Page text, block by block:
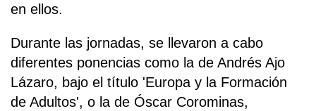
en ellos.
Durante las jornadas, se llevaron a cabo
diferentes ponencias como la de Andrés Ajo
Lázaro, bajo el título 'Europa y la Formación
de Adultos', o la de Óscar Corominas,